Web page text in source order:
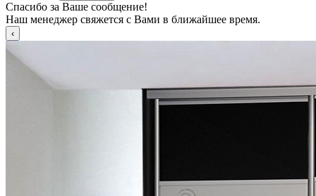
Спасибо за Ваше сообщение!
Наш менеджер свяжется с Вами в ближайшее время.